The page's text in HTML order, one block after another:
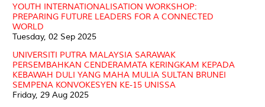
YOUTH INTERNATIONALISATION WORKSHOP:
PREPARING FUTURE LEADERS FOR A CONNECTED
WORLD
Tuesday, 02 Sep 2025
UNIVERSITI PUTRA MALAYSIA SARAWAK
PERSEMBAHKAN CENDERAMATA KERINGKAM KEPADA
KEBAWAH DULI YANG MAHA MULIA SULTAN BRUNEI
SEMPENA KONVOKESYEN KE-15 UNISSA
Friday, 29 Aug 2025